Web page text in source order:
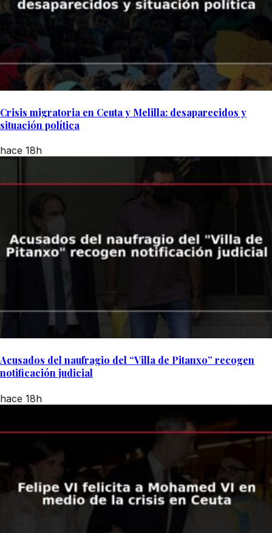
Crisis migratoria en Ceuta y Melilla: desaparecidos y
situación política
hace 18h
Acusados del naufragio del “Villa de Pitanxo” recogen
notificación judicial
hace 18h